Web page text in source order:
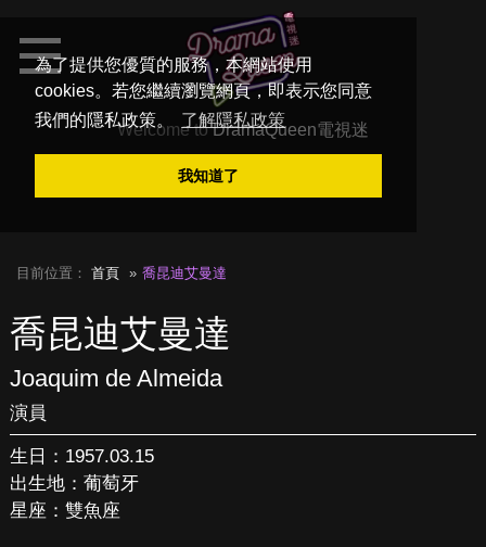
為了提供您優質的服務，本網站使用
cookies。若您繼續瀏覽網頁，即表示您同意
我們的隱私政策。
了解隱私政策
我知道了
Welcome toDramaQueen電視迷
目前位置： 首頁 喬昆迪艾曼達
喬昆迪艾曼達
Joaquim de Almeida
演員
生日：1957.03.15
出生地：葡萄牙
星座：雙魚座